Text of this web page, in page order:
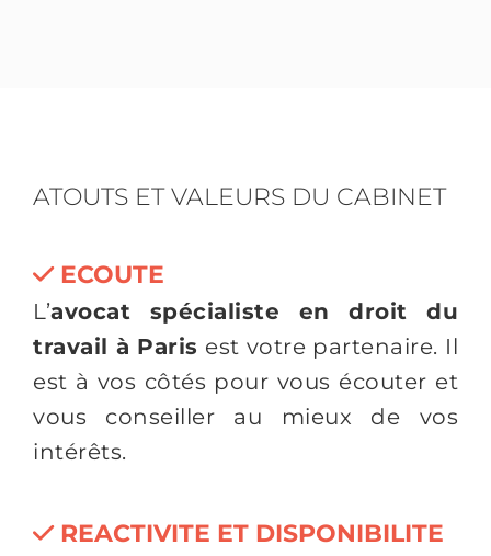
ATOUTS ET VALEURS DU CABINET
ECOUTE
L’avocat spécialiste en droit du
travail à Paris est votre partenaire. Il
est à vos côtés pour vous écouter et
vous conseiller au mieux de vos
intérêts.
REACTIVITE ET DISPONIBILITE